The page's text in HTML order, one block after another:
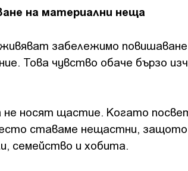
на материални неща
забележимо
Това чувство обаче бързо
носят щастие. Когато
ставаме нещастни, защото
семейство и хобита.